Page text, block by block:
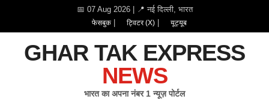
📅 07 Aug 2026 | 📍 नई दिल्ली, भारत
फेसबुक| ट्विटर (X)| यूट्यूब
GHAR TAK EXPRESS
NEWS
भारत का अपना नंबर 1 न्यूज़ पोर्टल